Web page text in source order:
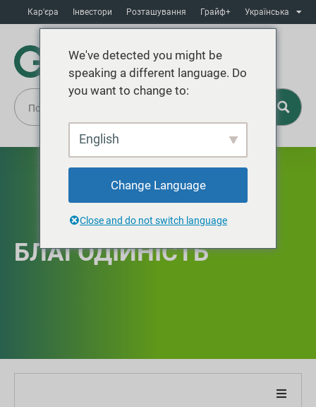
Кар'єра Інвестори Розташування Грайф+ Українська
БЛАГОДІЙНІСТЬ
We've detected you might be
speaking a different language. Do
you want to change to:
English
Change Language
Close and do not switch language